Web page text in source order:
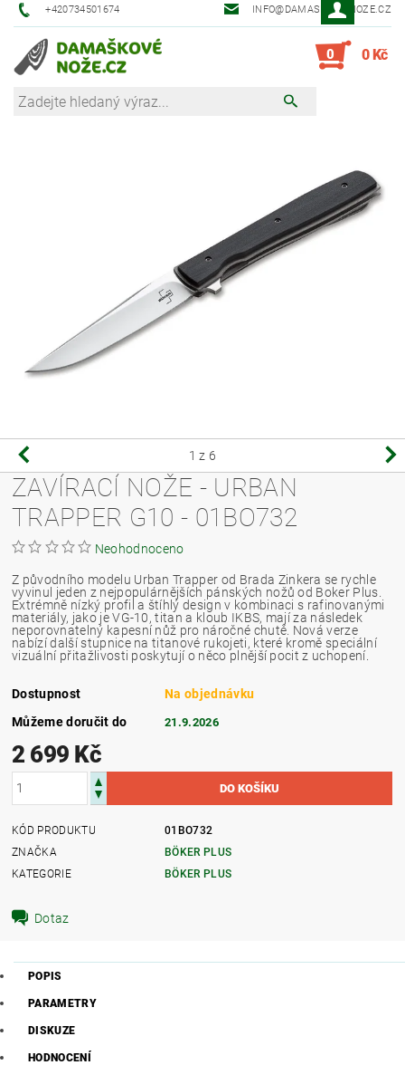
+420734501674 INFO@DAMASKOVE-NOZE.CZ
0 0 Kč
1 z 6
ZAVÍRACÍ NOŽE - URBAN
TRAPPER G10 - 01BO732
Neohodnoceno
Z původního modelu Urban Trapper od Brada Zinkera se rychle
vyvinul jeden z nejpopulárnějších pánských nožů od Boker Plus.
Extrémně nízký profil a štíhlý design v kombinaci s rafinovanými
materiály, jako je VG-10, titan a kloub IKBS, mají za následek
neporovnatelný kapesní nůž pro náročné chutě. Nová verze
nabízí další stupnice na titanové rukojeti, které kromě speciální
vizuální přitažlivosti poskytují o něco plnější pocit z uchopení.
Dostupnost
Na objednávku
Můžeme doručit do
21.9.2026
2 699 Kč
KÓD PRODUKTU
01BO732
ZNAČKA
BÖKER PLUS
KATEGORIE
BÖKER PLUS
Dotaz
POPIS
PARAMETRY
DISKUZE
HODNOCENÍ